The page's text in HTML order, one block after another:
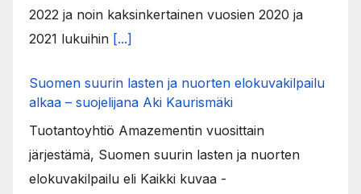
2022 ja noin kaksinkertainen vuosien 2020 ja
2021 lukuihin [...]
Suomen suurin lasten ja nuorten elokuvakilpailu
alkaa – suojelijana Aki Kaurismäki
Tuotantoyhtiö Amazementin vuosittain
järjestämä, Suomen suurin lasten ja nuorten
elokuvakilpailu eli Kaikki kuvaa -